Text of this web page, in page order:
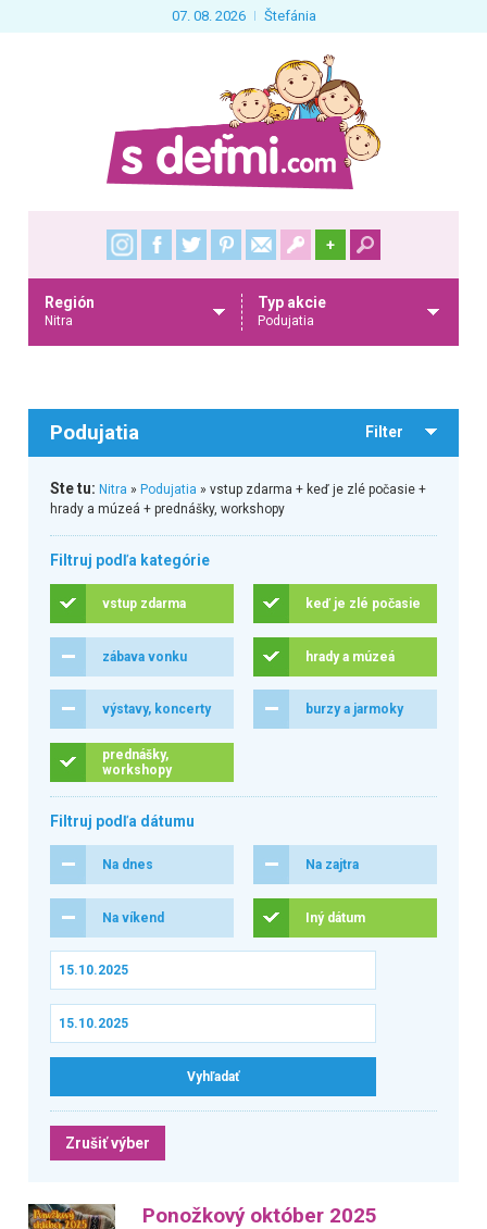
07. 08. 2026 Štefánia
+
Región
Nitra
Typ akcie
Podujatia
Podujatia Filter
Ste tu: Nitra » Podujatia » vstup zdarma + keď je zlé počasie +
hrady a múzeá + prednášky, workshopy
Filtruj podľa kategórie
vstup zdarma keď je zlé počasie
zábava vonku hrady a múzeá
výstavy, koncerty burzy a jarmoky
prednášky,
workshopy
Filtruj podľa dátumu
Na dnes Na zajtra
Na víkend Iný dátum
Zrušiť výber
Ponožkový október 2025